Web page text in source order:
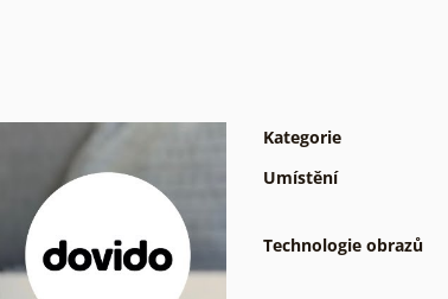
Kategorie
Umístění
Technologie obrazů